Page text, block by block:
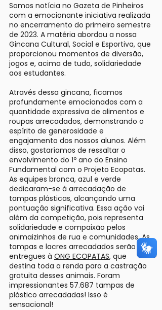
Somos notícia no Gazeta de Pinheiros
com a emocionante iniciativa realizada
no encerramento do primeiro semestre
de 2023. A matéria abordou a nossa
Gincana Cultural, Social e Esportiva, que
proporcionou momentos de diversão,
jogos e, acima de tudo, solidariedade
aos estudantes.
Através dessa gincana, ficamos
profundamente emocionados com a
quantidade expressiva de alimentos e
roupas arrecadados, demonstrando o
espírito de generosidade e
engajamento dos nossos alunos. Além
disso, gostaríamos de ressaltar o
envolvimento do 1º ano do Ensino
Fundamental com o Projeto Ecopatas.
As equipes branca, azul e verde
dedicaram-se à arrecadação de
tampas plásticas, alcançando uma
pontuação significativa. Essa ação vai
além da competição, pois representa
solidariedade e compaixão pelos
animaizinhos de rua e comunidades. As
tampas e lacres arrecadados serão
entregues à ONG ECOPATAS, que
destina toda a renda para a castração
gratuita desses animais. Foram
impressionantes 57.687 tampas de
plástico arrecadadas! Isso é
sensacional!